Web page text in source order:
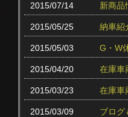
2015/07/14 新商品
2015/05/25 納車紹
2015/05/03 G・W
2015/04/20 在庫車
2015/03/23 在庫車
2015/03/09 ブログ